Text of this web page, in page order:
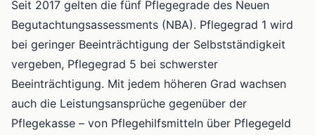
Seit 2017 gelten die fünf Pflegegrade des Neuen
Begutachtungsassessments (NBA). Pflegegrad 1 wird
bei geringer Beeinträchtigung der Selbstständigkeit
vergeben, Pflegegrad 5 bei schwerster
Beeinträchtigung. Mit jedem höheren Grad wachsen
auch die Leistungsansprüche gegenüber der
Pflegekasse – von Pflegehilfsmitteln über Pflegegeld